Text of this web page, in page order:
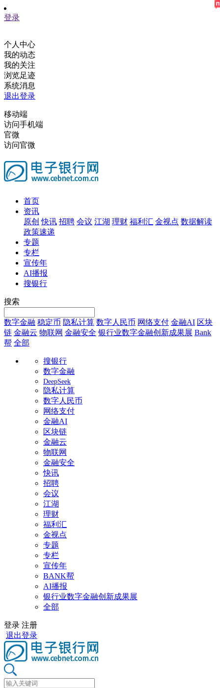
登录
个人中心
我的动态
我的关注
浏览足迹
系统消息
退出登录
移动端
访问手机端
官微
访问官微
首页
资讯
原创 快讯 招聘 会议 江湖 理财 福利汇 金视点 数据解读
政策速递
专题
专栏
宣传年
AI播报
搜银行
搜索
数字金融 稳定币 隐私计算 数字人民币 网络支付 金融AI 区块
链 金融云 物联网 金融安全 银行业数字金融创新成果展 Bank
帮 全部
搜银行
数字金融
DeepSeek
隐私计算
数字人民币
网络支付
金融AI
区块链
金融云
物联网
金融安全
快讯
招聘
会议
江湖
理财
福利汇
金视点
专题
专栏
宣传年
BANK帮
AI播报
银行业数字金融创新成果展
全部
登录 注册
退出登录